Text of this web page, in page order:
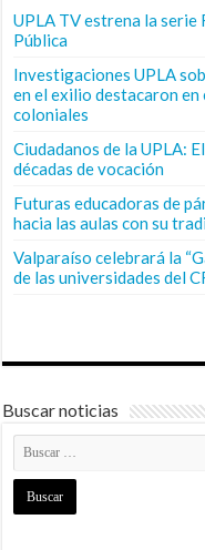
UPLA TV estrena la serie
Pública
Investigaciones UPLA
en el exilio destacaron
coloniales
Ciudadanos de la UPLA:
décadas de vocación
Futuras educadoras de
hacia las aulas con su
Valparaíso celebrará la
de las universidades del
Buscar noticias